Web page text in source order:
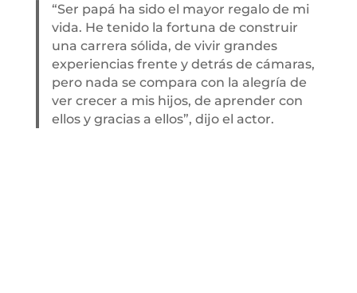
“Ser papá ha sido el mayor regalo de mi
vida. He tenido la fortuna de construir
una carrera sólida, de vivir grandes
experiencias frente y detrás de cámaras,
pero nada se compara con la alegría de
ver crecer a mis hijos, de aprender con
ellos y gracias a ellos”, dijo el actor.